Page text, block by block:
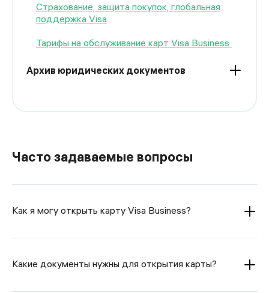
Страхование, защита покупок, глобальная
поддержка Visa
Тарифы на обслуживание карт Visa Business
Архив юридических документов
Часто задаваемые вопросы
Как я могу открыть карту Visa Business?
Какие документы нужны для открытия карты?